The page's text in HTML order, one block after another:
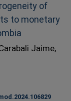
of
to monetary
Jaime,